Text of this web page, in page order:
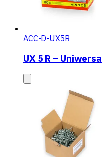
ACC-D-UX5R
UX 5 R –